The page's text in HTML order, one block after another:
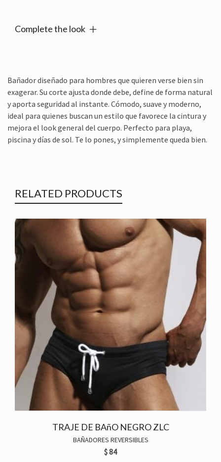
Complete the look
Bañador diseñado para hombres que quieren verse bien sin
exagerar. Su corte ajusta donde debe, define de forma natural
y aporta seguridad al instante. Cómodo, suave y moderno,
ideal para quienes buscan un estilo que favorece la cintura y
mejora el look general del cuerpo. Perfecto para playa,
piscina y días de sol. Te lo pones, y simplemente queda bien.
RELATED PRODUCTS
TRAJE DE BAñO NEGRO ZLC
BAÑADORES REVERSIBLES
$84